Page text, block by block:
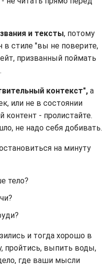
и тексты, потому
в стиле "вы не поверите,
призванный поймать
контекст", а
или не в состоянии
контент - пролистайте.
не надо себя добивать.
на минуту
тело?
и тогда хорошо в
пройтись, выпить воды,
где ваши мысли